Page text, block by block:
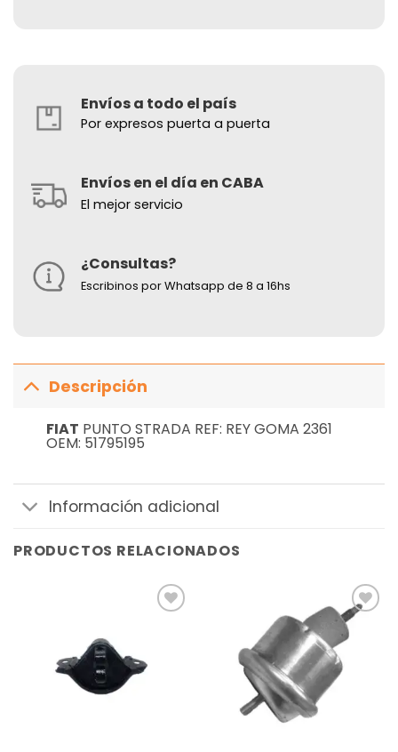
Envíos a todo el país
Por expresos puerta a puerta
Envíos en el día en CABA
El mejor servicio
¿Consultas?
Escribinos por Whatsapp de 8 a 16hs
Descripción
FIAT PUNTO STRADA REF: REY GOMA 2361
OEM: 51795195
Información adicional
PRODUCTOS RELACIONADOS
deseos
Añadir
a la
lista de
deseos